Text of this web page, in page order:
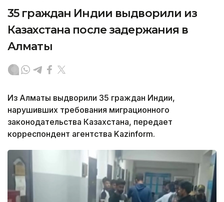
35 граждан Индии выдворили из
Казахстана после задержания в
Алматы
Из Алматы выдворили 35 граждан Индии,
нарушивших требования миграционного
законодательства Казахстана, передает
корреспондент агентства Kazinform.